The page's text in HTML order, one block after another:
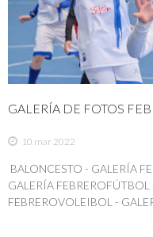
GALERÍA DE FOTOS
10 mar 2022
BALONCESTO - GALERÍA
GALERÍA FEBREROFÚTBOL
FEBREROVOLEIBOL -